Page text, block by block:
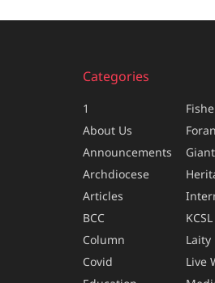
Categories
1
About Us
Announcements
Archdiocese
Articles
BCC
Column
Covid
KCSL
Laity
Live